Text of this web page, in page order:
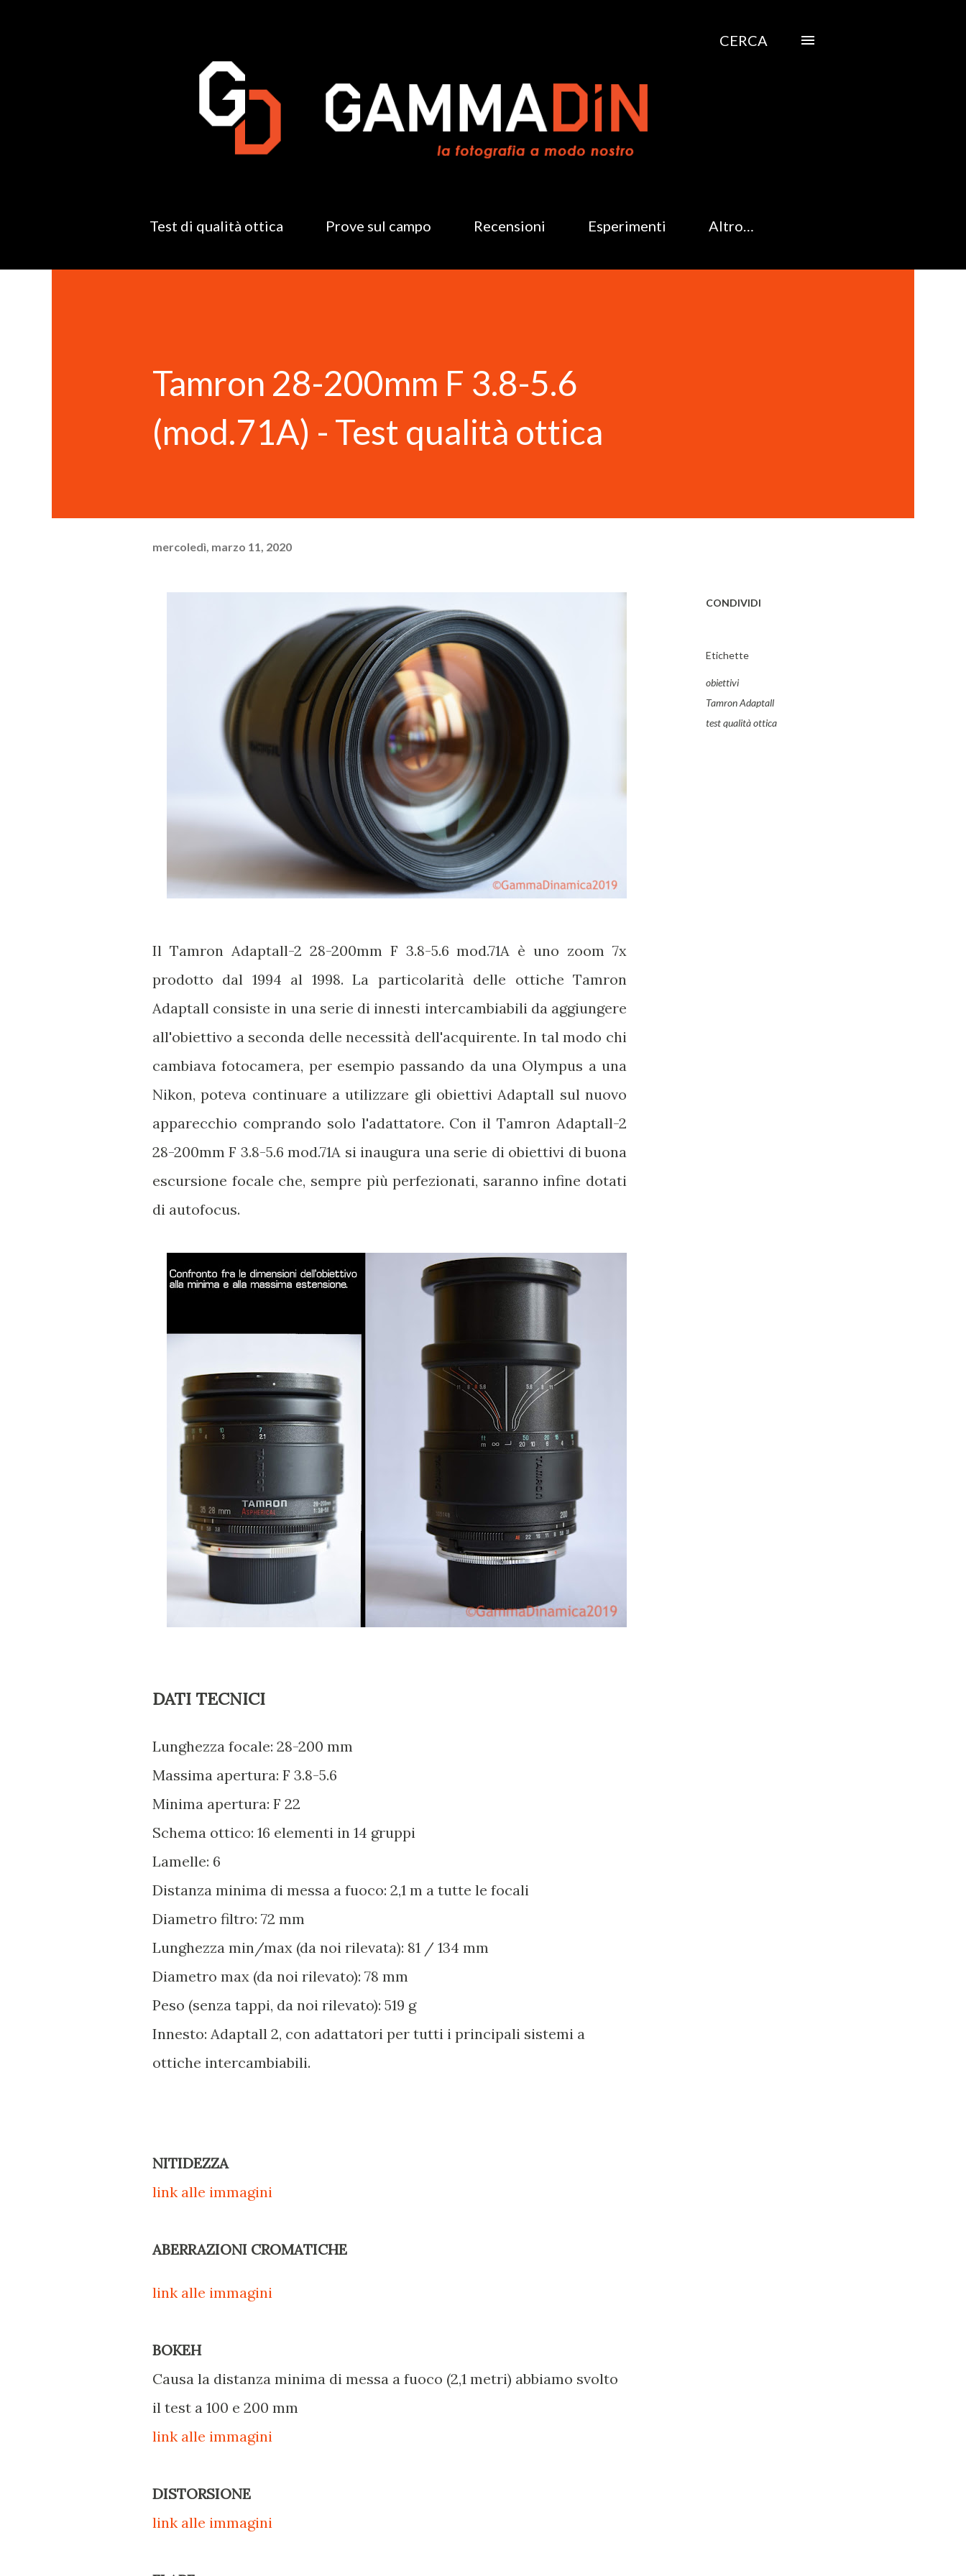
CERCA
Test di qualità ottica Prove sul campo Recensioni Esperimenti Altro…
Tamron 28-200mm F 3.8-5.6
(mod.71A) - Test qualità ottica
mercoledì, marzo 11, 2020
Il Tamron Adaptall-2 28-200mm F 3.8-5.6 mod.71A è uno zoom 7x
prodotto dal 1994 al 1998. La particolarità delle ottiche Tamron
Adaptall consiste in una serie di innesti intercambiabili da aggiungere
all'obiettivo a seconda delle necessità dell'acquirente. In tal modo chi
cambiava fotocamera, per esempio passando da una Olympus a una
Nikon, poteva continuare a utilizzare gli obiettivi Adaptall sul nuovo
apparecchio comprando solo l'adattatore. Con il Tamron Adaptall-2
28-200mm F 3.8-5.6 mod.71A si inaugura una serie di obiettivi di buona
escursione focale che, sempre più perfezionati, saranno infine dotati
di autofocus.
DATI TECNICI
Lunghezza focale: 28-200 mm
Massima apertura: F 3.8-5.6
Minima apertura: F 22
Schema ottico: 16 elementi in 14 gruppi
Lamelle: 6
Distanza minima di messa a fuoco: 2,1 m a tutte le focali
Diametro filtro: 72 mm
Lunghezza min/max (da noi rilevata): 81 / 134 mm
Diametro max (da noi rilevato): 78 mm
Peso (senza tappi, da noi rilevato): 519 g
Innesto: Adaptall 2, con adattatori per tutti i principali sistemi a
ottiche intercambiabili.
NITIDEZZA
link alle immagini
ABERRAZIONI CROMATICHE
link alle immagini
BOKEH
Causa la distanza minima di messa a fuoco (2,1 metri) abbiamo svolto
il test a 100 e 200 mm
link alle immagini
DISTORSIONE
link alle immagini
CONDIVIDI
Etichette
obiettivi
Tamron Adaptall
test qualità ottica